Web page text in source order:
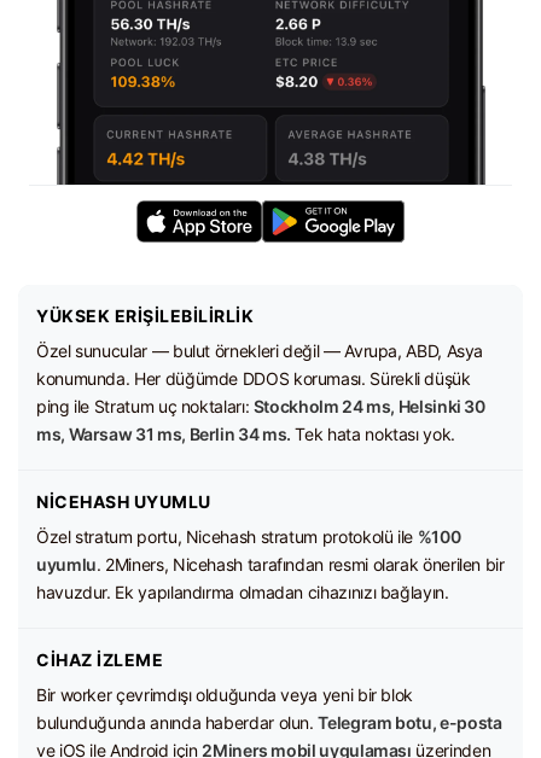
YÜKSEK ERIŞILEBILIRLIK
Özel sunucular — bulut örnekleri değil — Avrupa, ABD, Asya
konumunda. Her düğümde DDOS koruması. Sürekli düşük
ping ile Stratum uç noktaları: Stockholm 24 ms, Helsinki 30
ms, Warsaw 31 ms, Berlin 34 ms. Tek hata noktası yok.
NICEHASH UYUMLU
Özel stratum portu, Nicehash stratum protokolü ile %100
uyumlu. 2Miners, Nicehash tarafından resmi olarak önerilen bir
havuzdur. Ek yapılandırma olmadan cihazınızı bağlayın.
CIHAZ İZLEME
Bir worker çevrimdışı olduğunda veya yeni bir blok
bulunduğunda anında haberdar olun.Telegram botu, e-posta
ve iOS ile Android için 2Miners mobil uygulaması üzerinden